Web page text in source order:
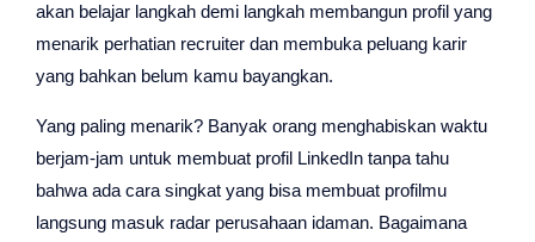
akan belajar langkah demi langkah membangun profil yang
menarik perhatian recruiter dan membuka peluang karir
yang bahkan belum kamu bayangkan.
Yang paling menarik? Banyak orang menghabiskan waktu
berjam-jam untuk membuat profil LinkedIn tanpa tahu
bahwa ada cara singkat yang bisa membuat profilmu
langsung masuk radar perusahaan idaman. Bagaimana